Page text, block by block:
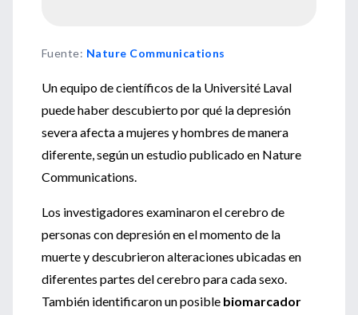
Fuente: Nature Communications
Un equipo de científicos de la Université Laval
puede haber descubierto por qué la depresión
severa afecta a mujeres y hombres de manera
diferente, según un estudio publicado en Nature
Communications.
Los investigadores examinaron el cerebro de
personas con depresión en el momento de la
muerte y descubrieron alteraciones ubicadas en
diferentes partes del cerebro para cada sexo.
También identificaron un posible biomarcador